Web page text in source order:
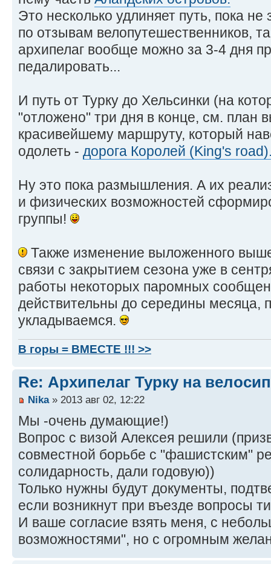
Это несколько удлиняет путь, пока
по отзывам велопутешественников,
архипелаг вообще можно за 3-4 дня
педалировать...
И путь от Турку до Хельсинки (на
"отложено" три дня в конце, см. план
красивейшему маршруту, который
одолеть - дорога Королей (King's
Ну это пока размышления. А их
и физических возможностей
группы!
Также изменение выложенного
связи с закрытием сезона уже в
работы некоторых паромных
действительны до середины месяца,
укладываемся.
В горы = ВМЕСТЕ !!! >>
Re: Архипелаг Турку на
Nika» 2013 авг 02, 12:22
Мы -очень думающие!)
Вопрос с визой Алексея решили
совместной борьбе с "фашистским"
солидарность, дали годовую))
Только нужны будут документы,
если возникнут при въезде вопросы
И ваше согласие взять меня, с
возможностями", но с огромным